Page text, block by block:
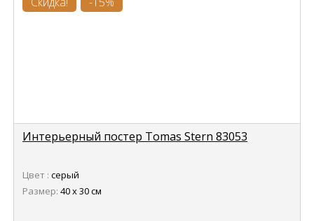
Интерьерный постер Tomas Stern 83053
Цвет : серый
Размер: 40 х 30 см